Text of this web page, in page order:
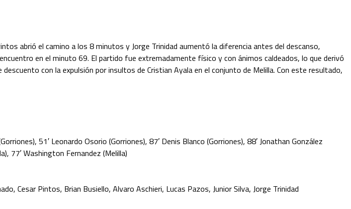
abrió el camino a los 8 minutos y Jorge Trinidad aumentó la diferencia antes del descanso,
en el minuto 69. El partido fue extremadamente físico y con ánimos caldeados, lo que derivó
con la expulsión por insultos de Cristian Ayala en el conjunto de Melilla. Con este resultado,
51′ Leonardo Osorio (Gorriones), 87′ Denis Blanco (Gorriones), 88′ Jonathan González
77′ Washington Fernandez (Melilla)
Cesar Pintos, Brian Busiello, Alvaro Aschieri, Lucas Pazos, Junior Silva, Jorge Trinidad